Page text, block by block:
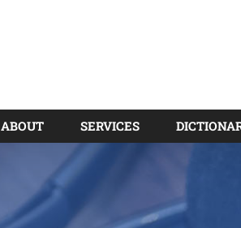
ABOUT SERVICES